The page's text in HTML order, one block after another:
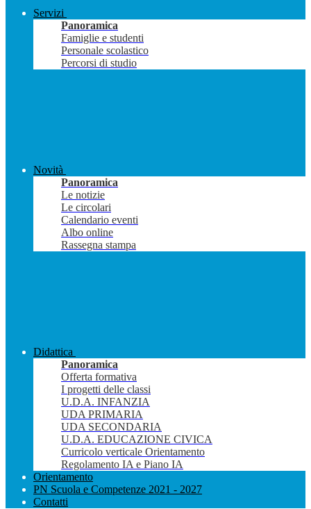
Servizi
Panoramica
Famiglie e studenti
Personale scolastico
Percorsi di studio
Novità
Panoramica
Le notizie
Le circolari
Calendario eventi
Albo online
Rassegna stampa
Didattica
Panoramica
Offerta formativa
I progetti delle classi
U.D.A. INFANZIA
UDA PRIMARIA
UDA SECONDARIA
U.D.A. EDUCAZIONE CIVICA
Curricolo verticale Orientamento
Regolamento IA e Piano IA
Orientamento
PN Scuola e Competenze 2021 - 2027
Contatti